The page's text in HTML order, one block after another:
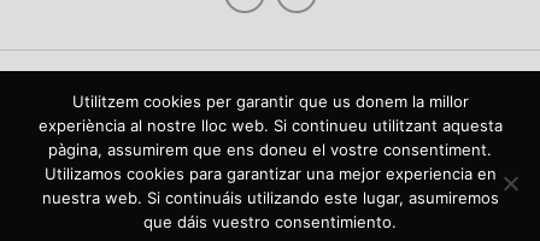
Copyright © 2021 NHLmania.com. Tots els drets reservats / Todos los derechos
reservados. NHLmania és una web dedicada a la difusió de contingut sobre la
NHL, tant en català com en castellà. L'escut de NHLmania.com és propietat de la
web en qüestió. NHLmania es una web dedicada a la difusión de contenido sobre
la NHL, tanto en español como en catalán. El escudo deNHLmania.com es
propiedad de dicha web.
Utilitzem cookies per garantir que us donem la millor
experiència al nostre lloc web. Si continueu utilitzant aquesta
pàgina, assumirem que ens doneu el vostre consentiment.
Utilizamos cookies para garantizar una mejor experiencia en
nuestra web. Si continuáis utilizando este lugar, asumiremos
que dáis vuestro consentimiento.